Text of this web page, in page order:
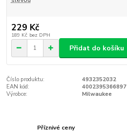
229 Kč
189 Kč bez DPH
Přidat do košíku
Číslo produktu:
4932352032
EAN kód:
4002395366897
Výrobce:
Milwaukee
Příznivé ceny